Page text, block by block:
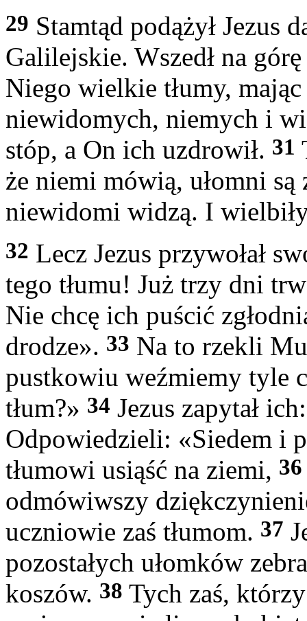
29 Stamtąd podążył Jezus
Galilejskie. Wszedł na
Niego wielkie tłumy,
niewidomych, niemych i
stóp, a On ich uzdrowił. 31
że niemi mówią, ułomni
niewidomi widzą. I
32 Lecz Jezus przywołał
tego tłumu! Już trzy dni
Nie chcę ich puścić
drodze». 33 Na to rzekli
pustkowiu weźmiemy tyle
tłum?» 34 Jezus zapytał
Odpowiedzieli: «Siedem i
tłumowi usiąść na ziemi, 36
odmówiwszy
uczniowie zaś tłumom. 37
pozostałych ułomków
koszów. 38 Tych zaś,